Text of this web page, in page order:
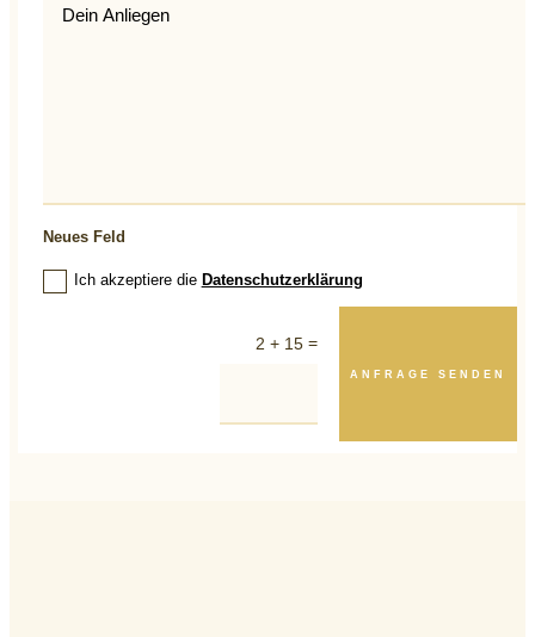
Neues Feld
Ich akzeptiere die Datenschutzerklärung
2 + 15=
ANFRAGE SENDEN